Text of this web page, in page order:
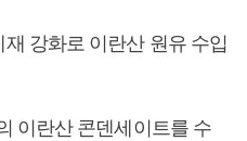
강화로 이란산 원유 수입
이란산 콘덴세이트를 수